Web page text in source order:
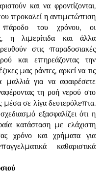
και να φροντίζονται,
προκαλεί η αντιμετώπιση
του χρόνου, οι
η λιμερίτιδα και άλλα
στις παραδοσιακές
και επηρεάζοντας την
μας ράντες, αρκεί να τις
για να αφαιρέσετε
τη ροή νερού στο
σε λίγα δευτερόλεπτα.
εξασφαλίζει ότι η
κατάσταση με ελάχιστη
χρόνο και χρήματα για
καθαριστικά